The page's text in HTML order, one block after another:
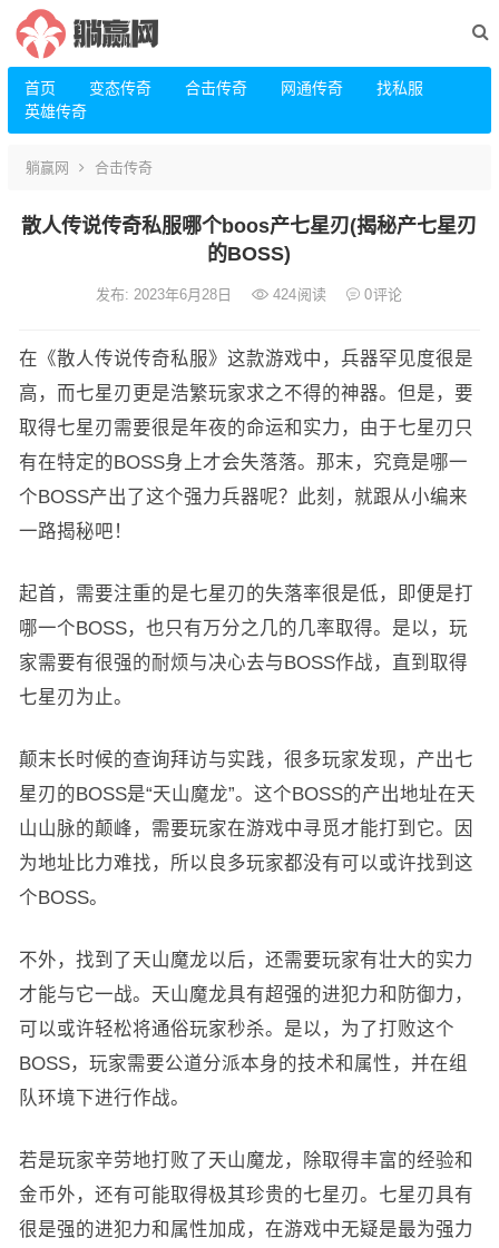
首页 变态传奇 合击传奇 网通传奇
找私服
英雄传奇
躺赢网 合击传奇
散人传说传奇私服哪个boos产七星刃(揭秘产七星刃
的BOSS)
发布: 2023年6月28日 424阅读 0评论
在《散人传说传奇私服》这款游戏中，兵器罕见度很是
高，而七星刃更是浩繁玩家求之不得的神器。但是，要
取得七星刃需要很是年夜的命运和实力，由于七星刃只
有在特定的BOSS身上才会失落落。那末，究竟是哪一
个BOSS产出了这个强力兵器呢？此刻，就跟从小编来
一路揭秘吧！
起首，需要注重的是七星刃的失落率很是低，即便是打
哪一个BOSS，也只有万分之几的几率取得。是以，玩
家需要有很强的耐烦与决心去与BOSS作战，直到取得
七星刃为止。
颠末长时候的查询拜访与实践，很多玩家发现，产出七
星刃的BOSS是“天山魔龙”。这个BOSS的产出地址在天
山山脉的颠峰，需要玩家在游戏中寻觅才能打到它。因
为地址比力难找，所以良多玩家都没有可以或许找到这
个BOSS。
不外，找到了天山魔龙以后，还需要玩家有壮大的实力
才能与它一战。天山魔龙具有超强的进犯力和防御力，
可以或许轻松将通俗玩家秒杀。是以，为了打败这个
BOSS，玩家需要公道分派本身的技术和属性，并在组
队环境下进行作战。
若是玩家辛劳地打败了天山魔龙，除取得丰富的经验和
金币外，还有可能取得极其珍贵的七星刃。七星刃具有
很是强的进犯力和属性加成，在游戏中无疑是最为强力